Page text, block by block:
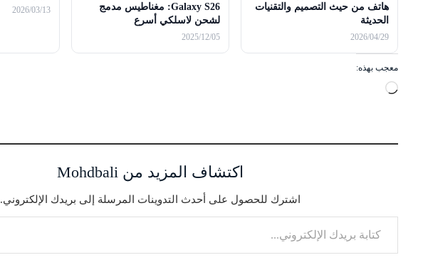
هاتف من حيث التصميم والتقنيات
الحديثة
2026/04/29
Galaxy S26: مغناطيس مدمج
لشحن لاسلكي أسرع
2025/12/05
2026/03/13
معجب بهذه:
ج
ي
اكتشاف المزيد من Mohdbali
اشترك للحصول على أحدث التدوينات المرسلة إلى بريدك الإلكتروني.
كتابة بريدك الإلكتروني...